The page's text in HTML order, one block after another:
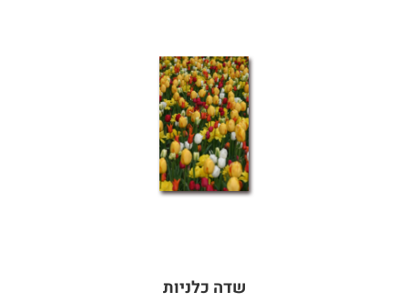
שדה כלניות